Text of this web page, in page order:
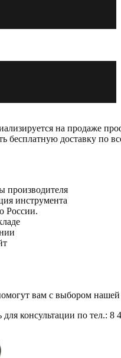
на продаже
бесплатную доставку по
производителя
инструмента
России.
вам с выбором
консультации по тел.: